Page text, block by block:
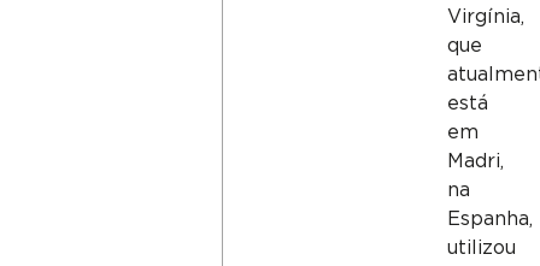
Virgínia,
que
está
em
Madri,
na
Espanha,
utilizou